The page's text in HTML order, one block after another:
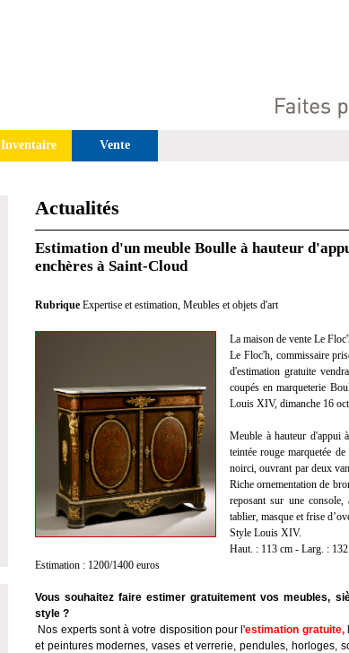
Inventaire Vente
Actualités
Estimation d'un meuble Boulle à hauteur
enchères à Saint-Cloud
Rubrique Expertise et estimation, Meubles et objets d'art
La maison de vente Le
Le Floc'h, commissaire
d'estimation gratuite
coupés en marqueterie
Louis XIV, dimanche 16
Meuble à hauteur d'appui
teintée rouge marquetée
noirci, ouvrant par deux
Riche ornementation de
reposant sur une console,
tablier, masque et frise
Style Louis XIV.
Haut. : 113 cm - Larg. :
Estimation : 1200/1400 euros
Vous souhaitez faire estimer gratuitement vos meubles,
style ?
Nos experts sont à votre disposition pour l'estimation gratuite,
et peintures modernes, vases et verrerie, pendules, horloges,